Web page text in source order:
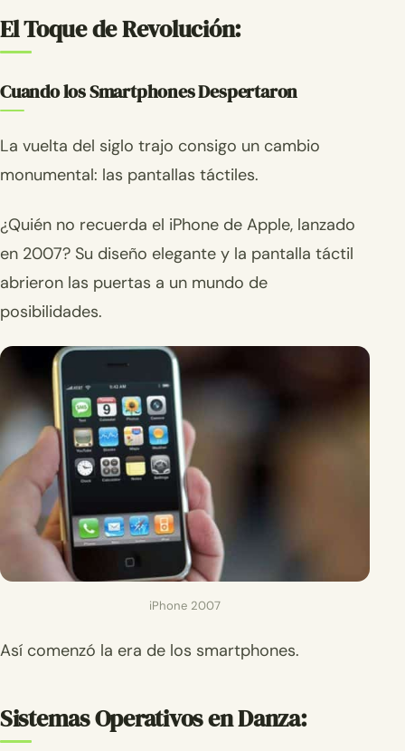
El Toque de Revolución:
Cuando los Smartphones Despertaron
La vuelta del siglo trajo consigo un cambio
monumental: las pantallas táctiles.
¿Quién no recuerda el iPhone de Apple, lanzado
en 2007? Su diseño elegante y la pantalla táctil
abrieron las puertas a un mundo de
posibilidades.
iPhone 2007
Así comenzó la era de los smartphones.
Sistemas Operativos en Danza: